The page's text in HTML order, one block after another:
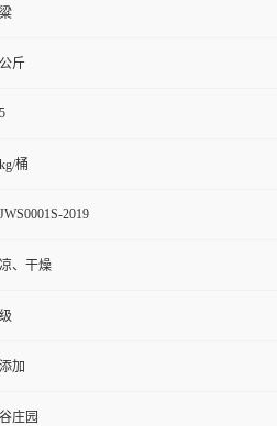
斤
桶
2019
、干燥
加
庄园